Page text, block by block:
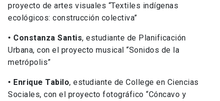
proyecto de artes visuales “Textiles indígenas
ecológicos: construcción colectiva”
• Constanza Santis, estudiante de Planificación
Urbana, con el proyecto musical “Sonidos de la
metrópolis”
• Enrique Tabilo, estudiante de College en Ciencias
Sociales, con el proyecto fotográfico “Cóncavo y